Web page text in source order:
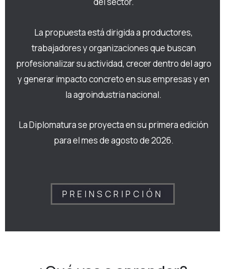
La propuesta está dirigida a productores,
trabajadores y organizaciones que buscan
profesionalizar su actividad, crecer dentro del agro
y generar impacto concreto en sus empresas y en
la agroindustria nacional.
La Diplomatura se proyecta en su primera edición
para el mes de agosto de 2026.
PREINSCRIPCIÓN